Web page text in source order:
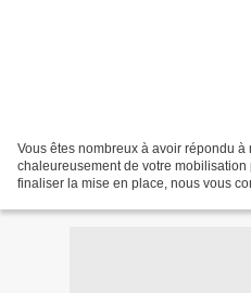
Vous êtes nombreux à avoir répondu
chaleureusement de votre
finaliser la mise en place, nous vous